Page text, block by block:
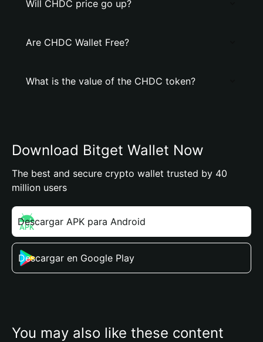
Will CHDC price go up?
Are CHDC Wallet Free?
What is the value of the CHDC token?
Download Bitget Wallet Now
The best and secure crypto wallet trusted by 40
million users
Descargar APK para Android
Descargar en Google Play
You may also like these content